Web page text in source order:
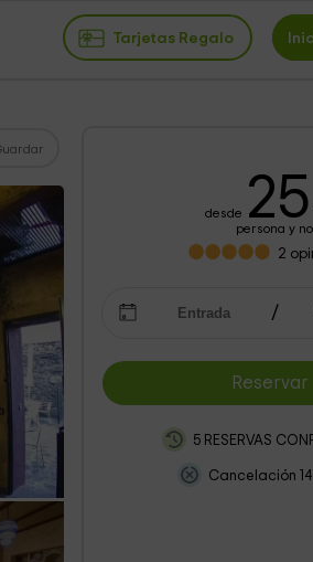
Tarjetas Regalo
desde 25
persona y
2
Reservar
5 RESERVAS
Cancelación